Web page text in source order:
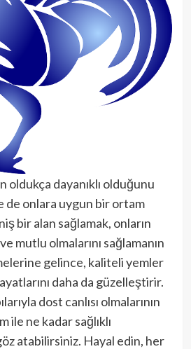
oldukça dayanıklı olduğunu
de onlara uygun bir ortam
bir alan sağlamak, onların
mutlu olmalarını sağlamanın
gelince, kaliteli yemler
daha da güzelleştirir.
dost canlısı olmalarının
ile ne kadar sağlıklı
atabilirsiniz. Hayal edin, her